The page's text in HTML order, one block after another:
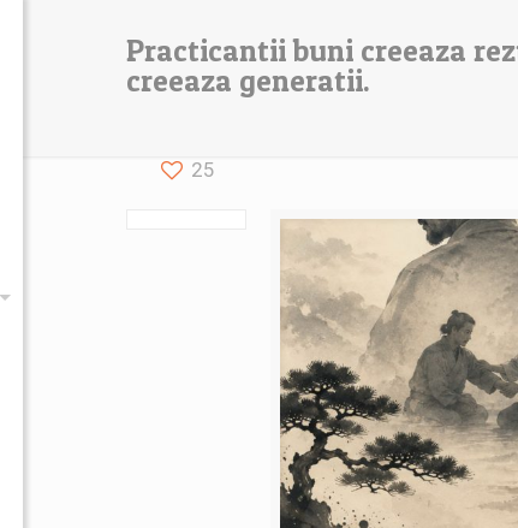
Practicantii buni creeaza
creeaza generatii.
25